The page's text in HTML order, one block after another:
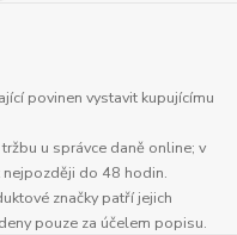
povinen vystavit kupujícímu
u správce daně online; v
do 48 hodin.
značky patří jejich
pouze za účelem popisu.